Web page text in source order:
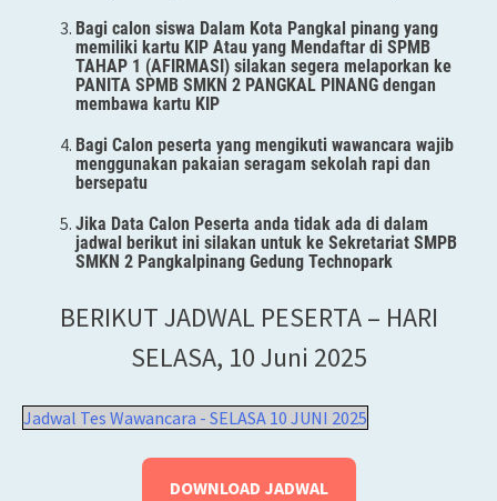
Bagi calon siswa Dalam Kota Pangkal pinang yang
memiliki kartu KIP Atau yang Mendaftar di SPMB
TAHAP 1 (AFIRMASI) silakan segera melaporkan ke
PANITA SPMB SMKN 2 PANGKAL PINANG dengan
membawa kartu KIP
Bagi Calon peserta yang mengikuti wawancara wajib
menggunakan pakaian seragam sekolah rapi dan
bersepatu
Jika Data Calon Peserta anda tidak ada di dalam
jadwal berikut ini silakan untuk ke Sekretariat SMPB
SMKN 2 Pangkalpinang Gedung Technopark
BERIKUT JADWAL PESERTA – HARI
SELASA, 10 Juni 2025
Jadwal Tes Wawancara - SELASA 10 JUNI 2025
DOWNLOAD JADWAL